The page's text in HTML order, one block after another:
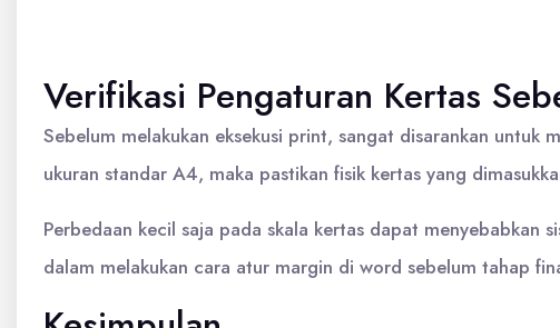
Verifikasi Pengaturan Kertas
Sebelum melakukan eksekusi print, sangat disarankan untuk
ukuran standar A4, maka pastikan fisik kertas yang
Perbedaan kecil saja pada skala kertas dapat
dalam melakukan cara atur margin di word sebelum tahap